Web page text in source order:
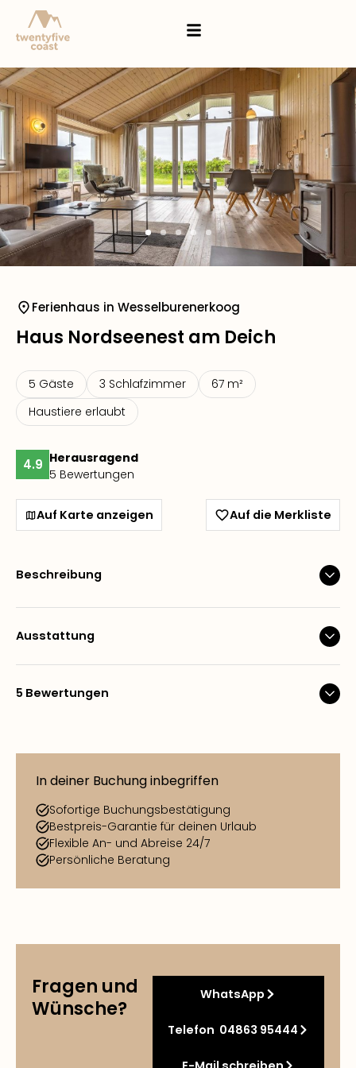
Ferienhaus in Wesselburenerkoog
Haus Nordseenest am Deich
5 Gäste 3 Schlafzimmer
67 m²
Haustiere erlaubt
4.9 Herausragend
5 Bewertungen
Auf Karte anzeigen Auf die Merkliste
Beschreibung
Ausstattung
5 Bewertungen
In deiner Buchung inbegriffen
Sofortige Buchungsbestätigung
Bestpreis-Garantie für deinen Urlaub
Flexible An- und Abreise 24/7
Persönliche Beratung
Fragen und
Wünsche?
WhatsApp
Telefon 04863 95444